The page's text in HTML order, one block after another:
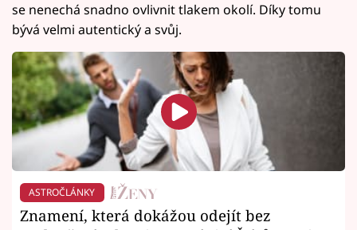
se nenechá snadno ovlivnit tlakem okolí. Díky tomu
bývá velmi autentický a svůj.
ASTROČLÁNKY
Znamení, která dokážou odejít bez